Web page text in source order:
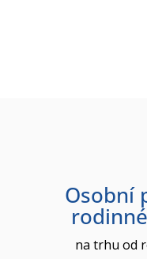
Osobní
na trhu od